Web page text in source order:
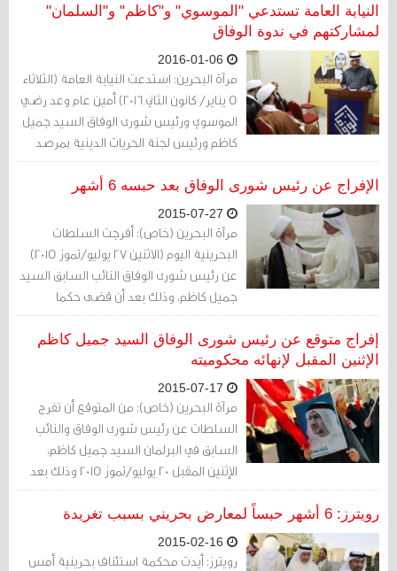
سيواصل الطريق.
النيابة العامة تستدعي "الموسوي" و"كاظم" و"السلمان"
لمشاركتهم في ندوة الوفاق
مرآة البحرين: استدعت النيابة العامة (الثلاثاء
5 يناير/ كانون الثاني 2016) أمين عام وعد رضي
الموسوي ورئيس شورى الوفاق السيد جميل
كاظم ورئيس لجنة الحريات الدينية بمرصد
البحرين الشيخ ميثم السلمان للتحقيق غدا
الأربعاء.
الإفراج عن رئيس شورى الوفاق بعد حبسه 6 أشهر
مرآة البحرين (خاص): أفرجت السلطات
البحرينية اليوم (الاثنين 27 يوليو/تموز 2015)
عن رئيس شورى الوفاق النائب السابق السيد
جميل كاظم، وذلك بعد أن قضى حكما
بالحبس 6 أشهر بعد إدانته بكتابة تغريدة
على حسابه على تويتر.
إفراج متوقع عن رئيس شورى الوفاق السيد جميل كاظم
الإثنين المقبل لإنهائه محكوميته
مرآة البحرين (خاص): من المتوقع أن تفرج
السلطات عن رئيس شورى الوفاق والنائب
السابق في البرلمان السيد جميل كاظم،
الإثنين المقبل 20 يوليو/تموز 2015 وذلك بعد
أن قضى محكوميته بالكامل والتي حُددت
بالسجن 6 أشهر.
رويترز: 6 أشهر حبساً لمعارض بحريني بسبب تغريدة
رويترز: أيدت محكمة استئناف بحرينية أمس